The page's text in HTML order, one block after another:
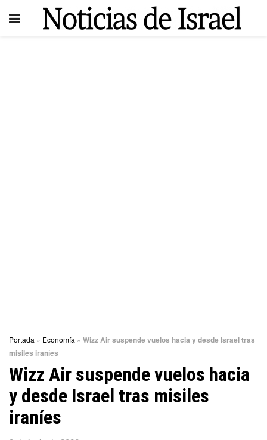
Portada » Economía » Wizz Air suspende vuelos hacia y desde Israel tras
misiles iraníes
Wizz Air suspende vuelos hacia
y desde Israel tras misiles
iraníes